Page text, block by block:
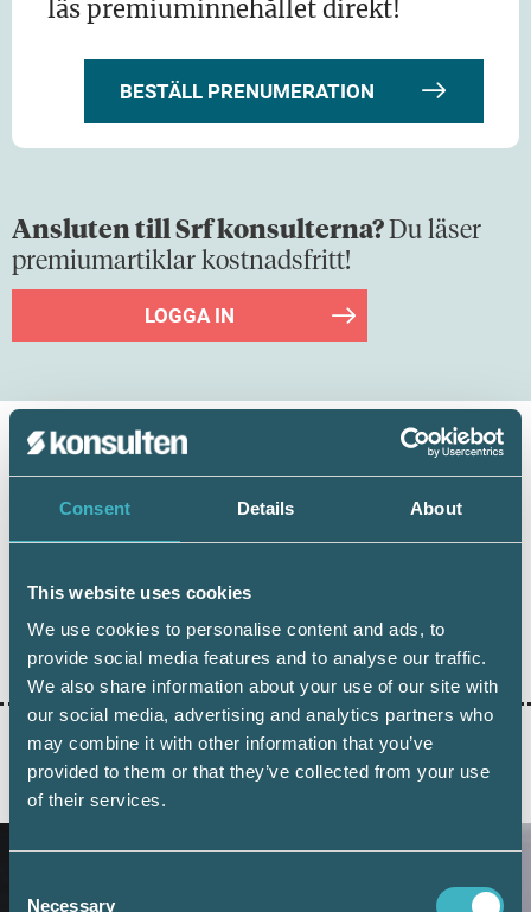
Consent Details About
This website uses cookies
We use cookies to personalise content and ads, to
provide social media features and to analyse our traffic.
We also share information about your use of our site with
our social media, advertising and analytics partners who
may combine it with other information that you’ve
provided to them or that they’ve collected from your use
of their services.
Necessary
läs premiuminnehållet direkt!
BESTÄLL PRENUMERATION
Ansluten till Srf konsulterna?Du läser
premiumartiklar kostnadsfritt!
LOGGA IN
Håkan Edvardsson
Journalist
Dela:
AKTUELLA ARTIKLAR